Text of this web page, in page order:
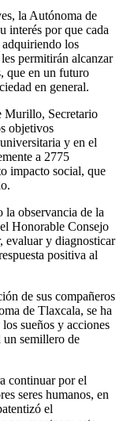
la Autónoma de
interés por que cada
adquiriendo los
permitirán alcanzar
que en un futuro
en general.
Murillo, Secretario
objetivos
y en el
a 2775
impacto social, que
la observancia de la
Honorable Consejo
evaluar y diagnosticar
positiva al
de sus compañeros
de Tlaxcala, se ha
sueños y acciones
un semillero de
continuar por el
seres humanos, en
el